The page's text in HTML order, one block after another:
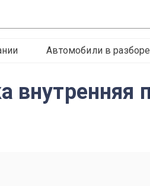
Автомобили в разборе
внутренняя